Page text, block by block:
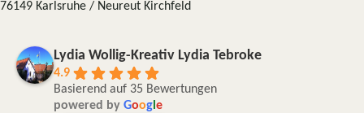
76149 Karlsruhe / Neureut Kirchfeld
Lydia Wollig-Kreativ Lydia Tebroke
4.9
Basierend auf 35 Bewertungen
powered by Goog e